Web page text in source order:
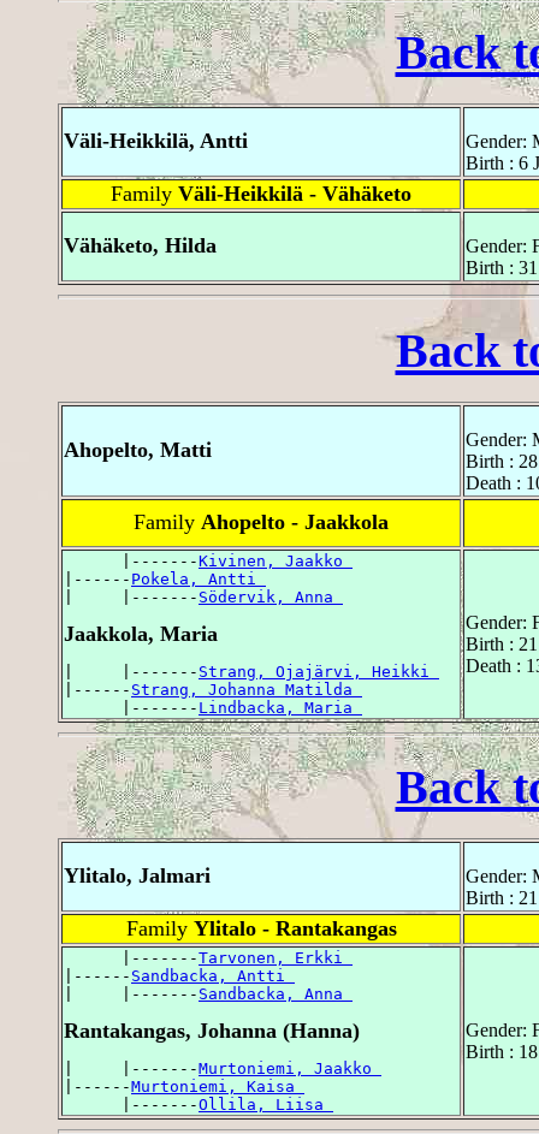
Back
Väli-Heikkilä, Antti
Gender:
Birth : 6
Family Väli-Heikkilä - Vähäketo
Vähäketo, Hilda
Gender:
Birth :
Back
Ahopelto, Matti
Gender:
Birth :
Death :
Family Ahopelto - Jaakkola
      |-------
Kivinen, Jaakko
|------ Pokela, Antti
|     |------- Södervik, Anna
Jaakkola, Maria
|     |------- Strang, Ojajärvi, Heikki
|------ Strang, Johanna Matilda
      |-------
Lindbacka, Maria
Gender:
Birth :
Death :
Back
Ylitalo, Jalmari
Gender:
Birth :
Family Ylitalo - Rantakangas
      |-------
Tarvonen, Erkki
|------ Sandbacka, Antti
|     |------- Sandbacka, Anna
Rantakangas, Johanna (Hanna)
|     |-------Murtoniemi, Jaakko
|------Murtoniemi, Kaisa
      |-------
Ollila, Liisa
Gender:
Birth :